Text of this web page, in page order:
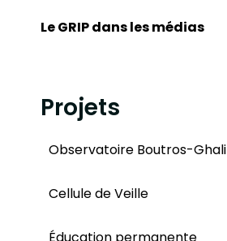
Le GRIP dans les médias
Projets
Observatoire Boutros-Ghali
Cellule de Veille